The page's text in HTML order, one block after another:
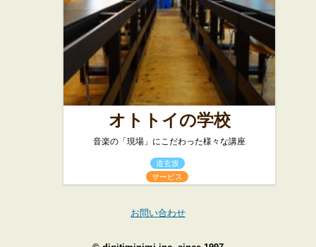
オトトイの学校
音楽の「現場」にこだわった様々な講座
道玄坂
サービス
お問い合わせ